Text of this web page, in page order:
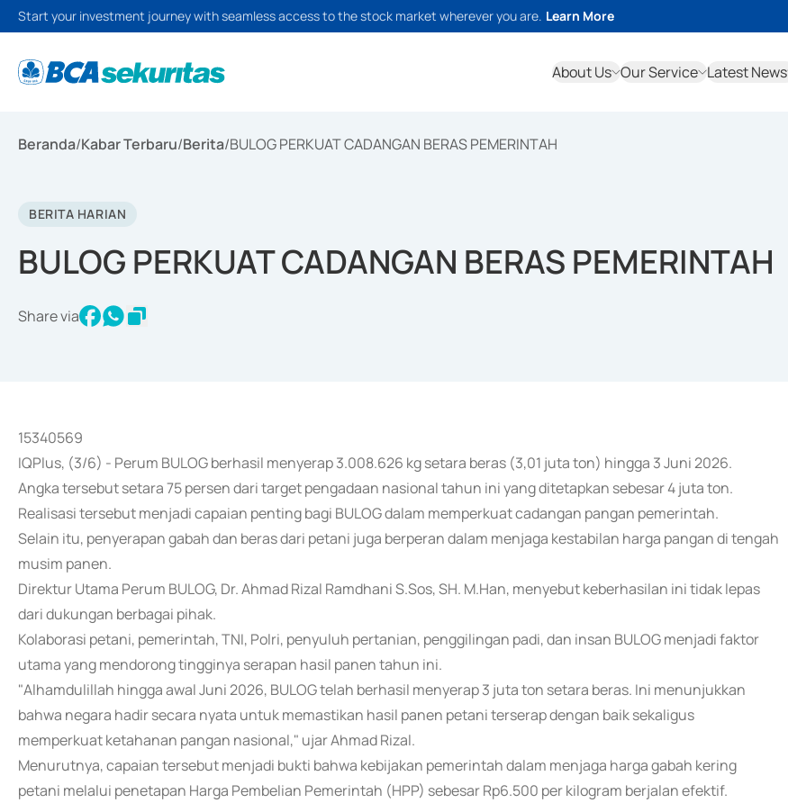
Start your investment journey with seamless access to the stock market wherever you are. Learn More
About Us Our Service Latest News
Beranda/Kabar Terbaru/Berita/BULOG PERKUAT CADANGAN BERAS PEMERINTAH
BERITA HARIAN
BULOG PERKUAT CADANGAN BERAS PEMERINTAH
Share via
15340569
IQPlus, (3/6) - Perum BULOG berhasil menyerap 3.008.626 kg setara beras (3,01 juta ton) hingga 3 Juni 2026.
Angka tersebut setara 75 persen dari target pengadaan nasional tahun ini yang ditetapkan sebesar 4 juta ton.
Realisasi tersebut menjadi capaian penting bagi BULOG dalam memperkuat cadangan pangan pemerintah.
Selain itu, penyerapan gabah dan beras dari petani juga berperan dalam menjaga kestabilan harga pangan di tengah
musim panen.
Direktur Utama Perum BULOG, Dr. Ahmad Rizal Ramdhani S.Sos, SH. M.Han, menyebut keberhasilan ini tidak lepas
dari dukungan berbagai pihak.
Kolaborasi petani, pemerintah, TNI, Polri, penyuluh pertanian, penggilingan padi, dan insan BULOG menjadi faktor
utama yang mendorong tingginya serapan hasil panen tahun ini.
"Alhamdulillah hingga awal Juni 2026, BULOG telah berhasil menyerap 3 juta ton setara beras. Ini menunjukkan
bahwa negara hadir secara nyata untuk memastikan hasil panen petani terserap dengan baik sekaligus
memperkuat ketahanan pangan nasional," ujar Ahmad Rizal.
Menurutnya, capaian tersebut menjadi bukti bahwa kebijakan pemerintah dalam menjaga harga gabah kering
petani melalui penetapan Harga Pembelian Pemerintah (HPP) sebesar Rp6.500 per kilogram berjalan efektif.